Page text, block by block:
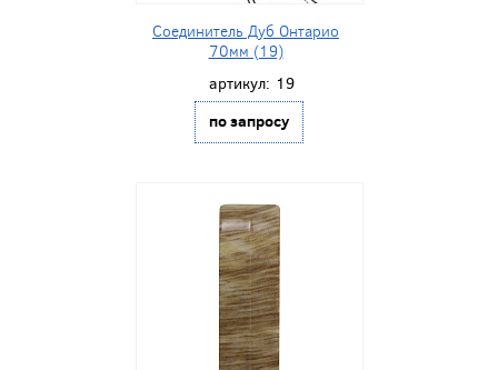
Соединитель Дуб Онтарио
70мм (19)
артикул: 19
по запросу